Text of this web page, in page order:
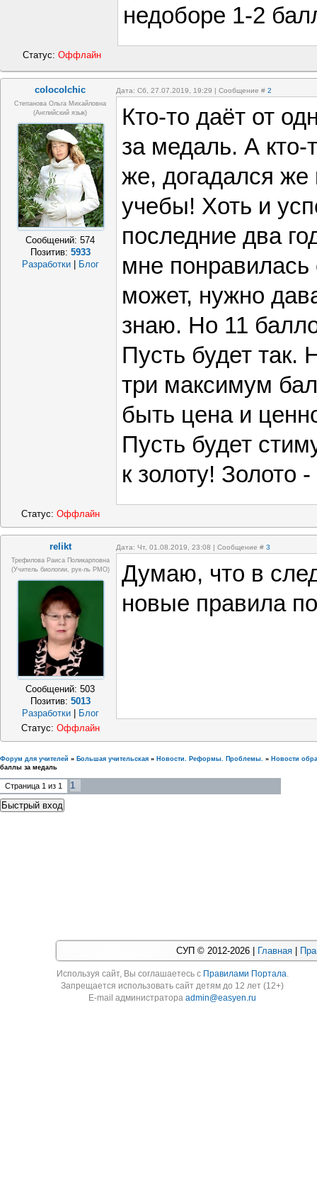
недоборе 1-2
Статус:Оффлайн
colocolchic Дата: Сб, 27.07.2019, 19:29 | Сообщение # 2
Степанова Ольга Михайловна
(Английский язык)
Сообщений:574
Позитив: 5933
Разработки
Блог
Кто-то даёт от
за медаль. А
же, догадался же
учебы! Хоть и
последние два
мне
может, нужно
знаю. Но 11
Пусть будет так.
три максимум
быть цена и
Пусть будет
к золоту! Золото
Статус: Оффлайн
relikt Дата: Чт, 01.08.2019, 23:08 | Сообщение # 3
Трефилова Раиса Поликарповна
(Учитель биологии, рук-ль РМО)
Сообщений:503
Позитив: 5013
Разработки | Блог
Думаю, что в
новые правила
Статус: Оффлайн
Форум для учителей » Большая учительская » Новости. Реформы. Проблемы. » Новости
баллы за медаль
Страница 1 из 1 1
СУП © 2012-2026 | Главная
Используя cайт, Вы соглашаетесь с Правилами Портала.
Запрещается использовать сайт детям до 12 лет (12+)
E-mail администратораadmin@easyen.ru